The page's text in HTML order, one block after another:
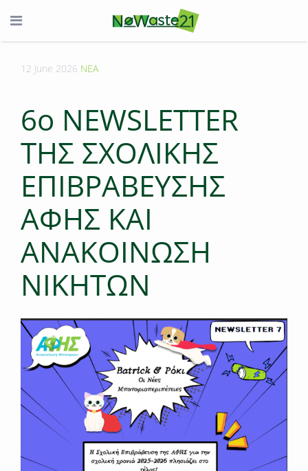
12 June 2026 ΝΕΑ
6o NEWSLETTER
TΗΣ ΣΧΟΛΙΚΗΣ
ΕΠΙΒΡΑΒΕΥΣΗΣ
ΑΦΗΣ ΚΑΙ
ΑΝΑΚΟΙΝΩΣΗ
ΝΙΚΗΤΩΝ